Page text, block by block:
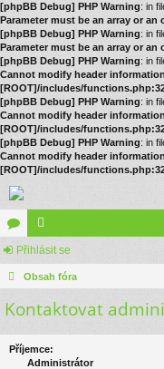
[phpBB Debug] PHP Warning: in
Parameter must be an array or
[phpBB Debug] PHP Warning: in
Parameter must be an array or
[phpBB Debug] PHP Warning: in
Cannot modify header
[ROOT]/includes/
[phpBB Debug] PHP Warning: in
Cannot modify header
[ROOT]/includes/
[phpBB Debug] PHP Warning: in
Cannot modify header
[ROOT]/includes/
ór
a
le
no
vé
Přihlásit se
Obsah fóra
Kontaktovat
Příjemce:
Administrátor